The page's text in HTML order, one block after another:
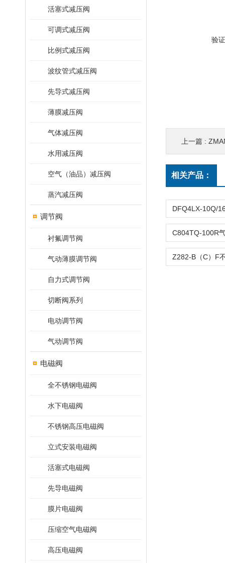
活塞式减压阀
可调式减压阀
比例式减压阀
波纹管式减压阀
先导式减压阀
薄膜减压阀
气体减压阀
水用减压阀
空气（油品）减压阀
蒸汽减压阀
调节阀
衬氟调节阀
气动薄膜调节阀
自力式调节阀
切断阀系列
电动调节阀
气动调节阀
电磁阀
全不锈钢电磁阀
水下电磁阀
不锈钢高压电磁阀
立式安装电磁阀
活塞式电磁阀
先导电磁阀
膜片电磁阀
压缩空气电磁阀
高压电磁阀
验
上一篇 :
相关产品：